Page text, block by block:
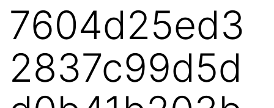
7604d25ed3
2837c99d5d